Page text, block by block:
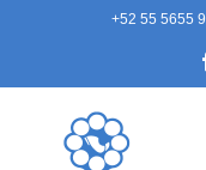
+52 55 5655